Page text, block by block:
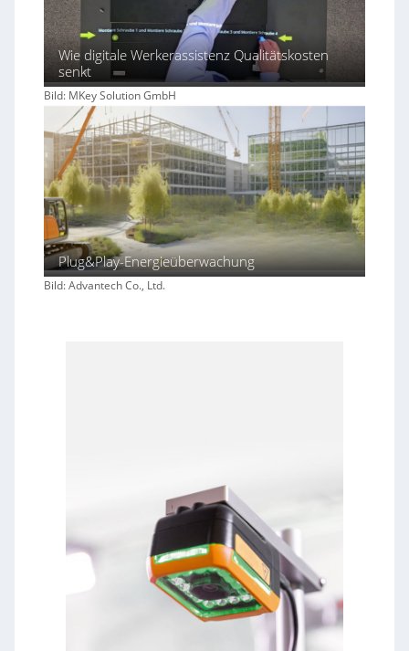
Wie digitale Werkerassistenz Qualitätskosten
senkt
Bild: MKey Solution GmbH
Plug&Play-Energieüberwachung
Bild: Advantech Co., Ltd.